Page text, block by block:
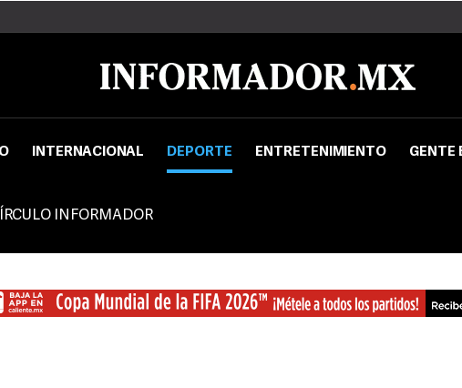
INTERNACIONAL DEPORTE ENTRETENIMIENTO GENTE
INFORMADOR